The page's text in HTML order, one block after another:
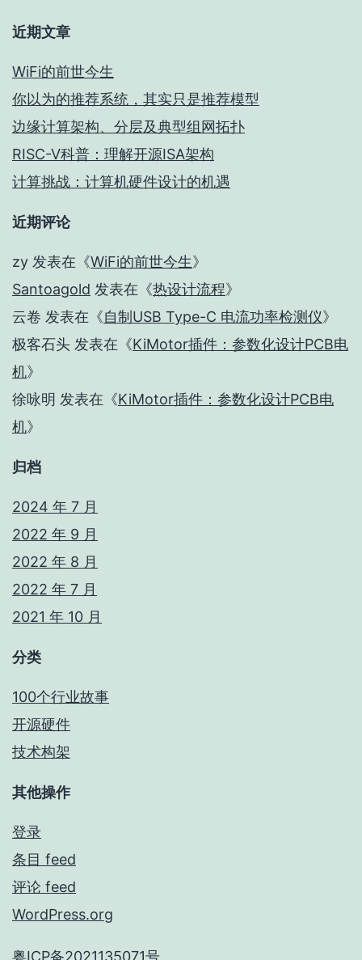
近期文章
WiFi的前世今生
你以为的推荐系统，其实只是推荐模型
边缘计算架构、分层及典型组网拓扑
RISC-V科普：理解开源ISA架构
计算挑战：计算机硬件设计的机遇
近期评论
zy 发表在《WiFi的前世今生》
Santoagold 发表在《热设计流程》
云卷 发表在《自制USB Type-C 电流功率检测仪》
极客石头 发表在《KiMotor插件：参数化设计PCB电
机》
徐咏明 发表在《KiMotor插件：参数化设计PCB电
机》
归档
2024 年 7 月
2022 年 9 月
2022 年 8 月
2022 年 7 月
2021 年 10 月
分类
100个行业故事
开源硬件
技术构架
其他操作
登录
条目 feed
评论 feed
WordPress.org
粤ICP备2021135071号